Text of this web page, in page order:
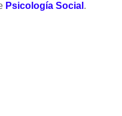
Psicología Social .